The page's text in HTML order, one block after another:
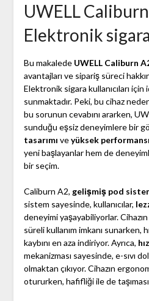
UWELL
Elektronik
Bu makalede UWELL Caliburn
avantajları ve sipariş süreci
Elektronik sigara kullanıcıları
sunmaktadır. Peki, bu cihaz
bu sorunun cevabını ararken,
sunduğu eşsiz deneyimlere bir
tasarımı veyüksek performansı
yeni başlayanlar hem de
bir seçim.
Caliburn A2, gelişmiş pod
sistem sayesinde, kullanıcılar,
deneyimi yaşayabiliyorlar.
süreli kullanım imkanı sunarken,
kaybını en aza indiriyor. Ayrıca,
mekanizması sayesinde, e-sıvı
olmaktan çıkıyor. Cihazın
otururken, hafifliği ile de